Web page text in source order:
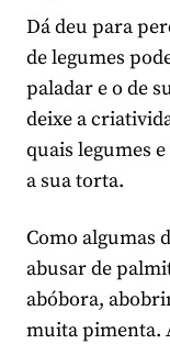
Dá deu para
de legumes
paladar e o de
deixe a
quais legumes
a sua torta.
Como algumas
abusar de
abóbora,
muita pimenta.